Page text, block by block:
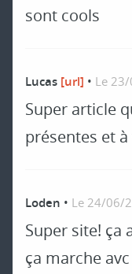
sont cools
Lucas [url] • Le
Super article
présentes et à
Loden • Le 24/06/
Super site! ça
ça marche